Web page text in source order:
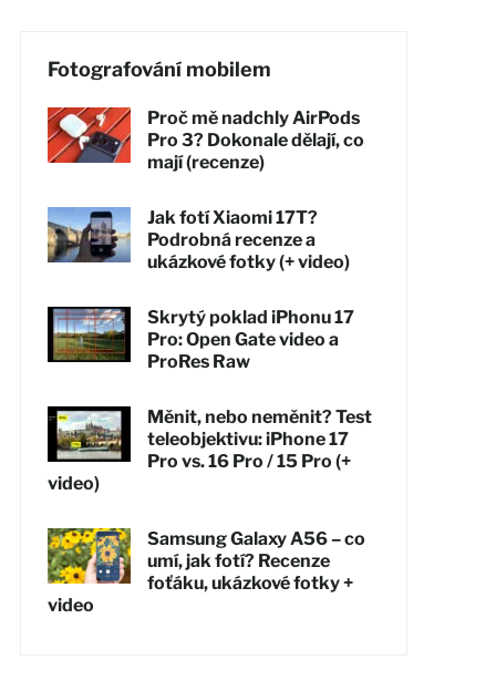
Fotografování mobilem
Proč mě nadchly AirPods
Pro 3? Dokonale dělají, co
mají (recenze)
Jak fotí Xiaomi 17T?
Podrobná recenze a
ukázkové fotky (+ video)
Skrytý poklad iPhonu 17
Pro: Open Gate video a
ProRes Raw
Měnit, nebo neměnit? Test
teleobjektivu: iPhone 17
Pro vs. 16 Pro / 15 Pro (+
video)
Samsung Galaxy A56 – co
umí, jak fotí? Recenze
foťáku, ukázkové fotky +
video